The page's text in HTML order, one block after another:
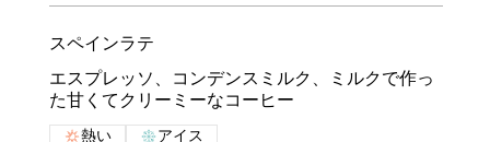
スペインラテ
エスプレッソ、コンデンスミルク、ミルクで作っ
た甘くてクリーミーなコーヒー
熱い アイス